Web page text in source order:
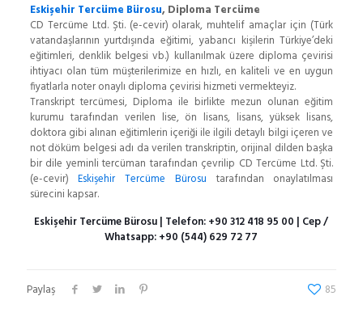
Eskişehir Tercüme Bürosu, Diploma Tercüme
CD Tercüme Ltd. Şti. (e-cevir) olarak, muhtelif amaçlar için (Türk
vatandaşlarının yurtdışında eğitimi, yabancı kişilerin Türkiye’deki
eğitimleri, denklik belgesi vb.) kullanılmak üzere diploma çevirisi
ihtiyacı olan tüm müşterilerimize en hızlı, en kaliteli ve en uygun
fiyatlarla noter onaylı diploma çevirisi hizmeti vermekteyiz.
Transkript tercümesi, Diploma ile birlikte mezun olunan eğitim
kurumu tarafından verilen lise, ön lisans, lisans, yüksek lisans,
doktora gibi alınan eğitimlerin içeriği ile ilgili detaylı bilgi içeren ve
not döküm belgesi adı da verilen transkriptin, orijinal dilden başka
bir dile yeminli tercüman tarafından çevrilip CD Tercüme Ltd. Şti.
(e-cevir)Eskişehir Tercüme Bürosu tarafından onaylatılması
sürecini kapsar.
Eskişehir Tercüme Bürosu| Telefon:+90 312 418 95 00 | Cep /
Whatsapp:+90 (544) 629 72 77
Paylaş 85